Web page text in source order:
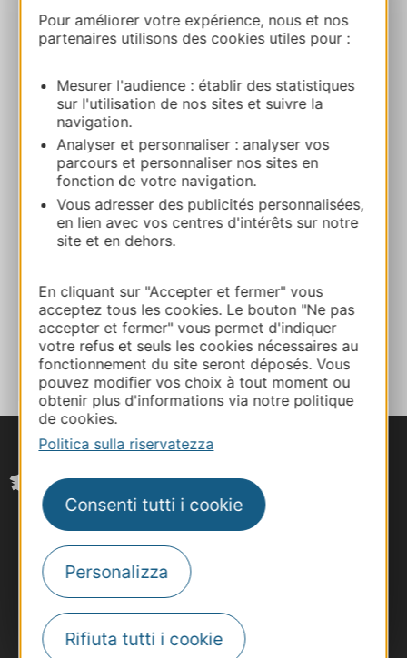
Pour améliorer votre expérience, nous et nos
partenaires utilisons des cookies utiles pour :
Mesurer l'audience : établir des statistiques
sur l'utilisation de nos sites et suivre la
navigation.
Analyser et personnaliser : analyser vos
parcours et personnaliser nos sites en
fonction de votre navigation.
Vous adresser des publicités personnalisées,
en lien avec vos centres d'intérêts sur notre
site et en dehors.
En cliquant sur "Accepter et fermer" vous
acceptez tous les cookies. Le bouton "Ne pas
accepter et fermer" vous permet d'indiquer
votre refus et seuls les cookies nécessaires au
fonctionnement du site seront déposés. Vous
pouvez modifier vos choix à tout moment ou
obtenir plus d'informations via notre politique
de cookies.
Politica sulla riservatezza
Consenti tutti i cookie
Personalizza
Rifiuta tutti i cookie
06 79 73 60 12
E-mail
Sito web
AGGIUNGI
AL TACCUINO